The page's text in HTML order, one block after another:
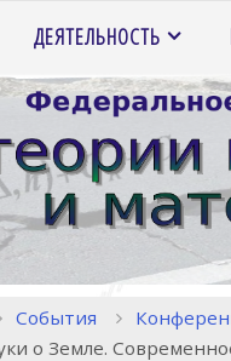
ДЕЯТЕЛЬНОСТЬ
События
о Земле.